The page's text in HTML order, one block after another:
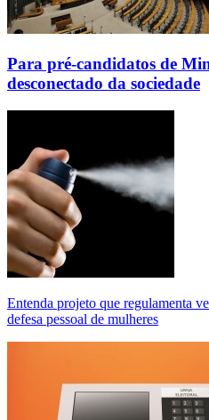
Para pré-candidatos de
desconectado da sociedade
Entenda projeto que regulamenta
defesa pessoal de mulheres